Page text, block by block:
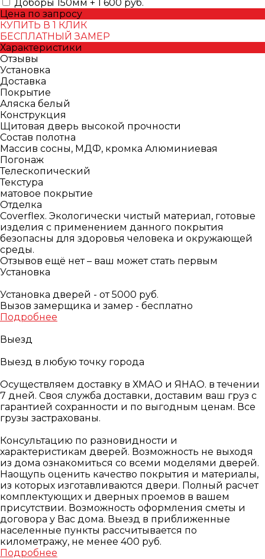
Доборы 150мм + 1 600 руб.
Цена по запросу
КУПИТЬ В 1 КЛИК
БЕСПЛАТНЫЙ ЗАМЕР
Характеристики
Отзывы
Установка
Доставка
Покрытие
Аляска белый
Конструкция
Щитовая дверь высокой прочности
Состав полотна
Массив сосны, МДФ, кромка Алюминиевая
Погонаж
Телескопический
Текстура
матовое покрытие
Отделка
Coverflex. Экологически чистый материал, готовые
изделия с применением данного покрытия
безопасны для здоровья человека и окружающей
среды.
Отзывов ещё нет – ваш может стать первым
Установка
Установка дверей - от 5000 руб.
Вызов замерщика и замер - бесплатно
Подробнее
Выезд
Выезд в любую точку города
Осуществляем доставку в ХМАО и ЯНАО. в течении
7 дней. Своя служба доставки, доставим ваш груз с
гарантией сохранности и по выгодным ценам. Все
грузы застрахованы.
Консультацию по разновидности и
характеристикам дверей. Возможность не выходя
из дома ознакомиться со всеми моделями дверей.
Наощупь оценить качество покрытия и материалы,
из которых изготавливаются двери. Полный расчет
комплектующих и дверных проемов в вашем
присутствии. Возможность оформления сметы и
договора у Вас дома. Выезд в приближенные
населенные пункты рассчитывается по
километражу, не менее 400 руб.
Подробнее